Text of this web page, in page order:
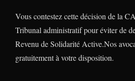
Vous contestez cette décision de la
Tribunal administratif pour éviter de
Revenu de Solidarité Active.Nos
gratuitement à votre disposition.